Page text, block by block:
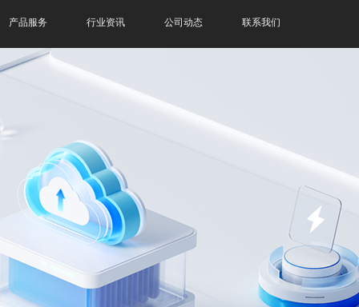
产品服务 行业资讯 公司动态 联系我们